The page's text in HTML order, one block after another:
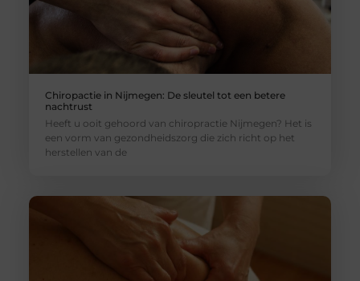
Chiropactie in Nijmegen: De sleutel tot een betere
nachtrust
Heeft u ooit gehoord van chiropractie Nijmegen? Het is
een vorm van gezondheidszorg die zich richt op het
herstellen van de